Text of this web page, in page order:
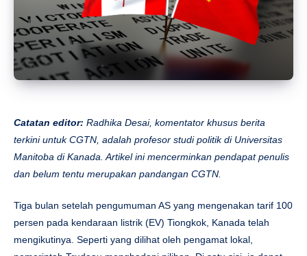
Catatan editor: Radhika Desai, komentator khusus berita
terkini untuk CGTN, adalah profesor studi politik di Universitas
Manitoba di Kanada. Artikel ini mencerminkan pendapat penulis
dan belum tentu merupakan pandangan CGTN.
Tiga bulan setelah pengumuman AS yang mengenakan tarif 100
persen pada kendaraan listrik (EV) Tiongkok, Kanada telah
mengikutinya. Seperti yang dilihat oleh pengamat lokal,